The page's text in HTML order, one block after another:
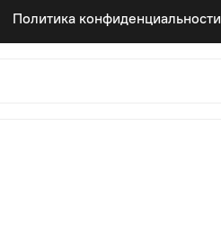
Политика конфиденциальности